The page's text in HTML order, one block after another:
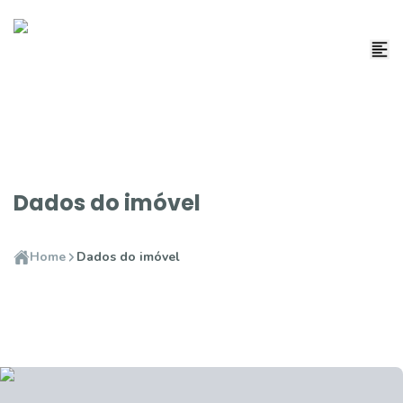
Dados do imóvel
Home Dados do imóvel